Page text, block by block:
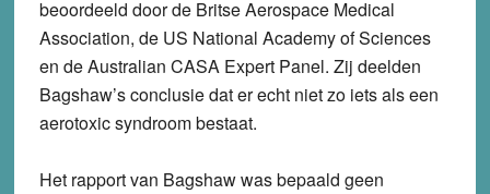
beoordeeld door de Britse Aerospace Medical
Association, de US National Academy of Sciences
en de Australian CASA Expert Panel. Zij deelden
Bagshaw’s conclusie dat er echt niet zo iets als een
aerotoxic syndroom bestaat.
Het rapport van Bagshaw was bepaald geen